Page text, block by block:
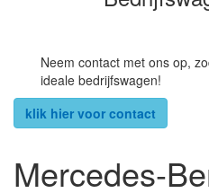
Neem contact met ons op,
ideale bedrijfswagen!
klik hier voor contact
Mercedes-